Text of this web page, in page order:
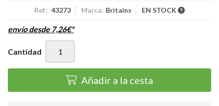
Ref.: 43273 Marca: Britains EN STOCK
envío desde 7,26€*
Cantidad
Añadir a la cesta